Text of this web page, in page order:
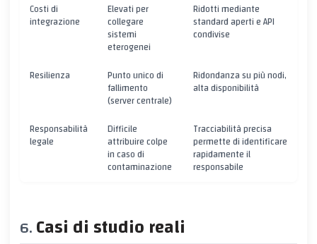
Costi di
integrazione
Elevati per
collegare
sistemi
eterogenei
Ridotti mediante
standard aperti e API
condivise
Resilienza Punto unico di
fallimento
(server centrale)
Ridondanza su più nodi,
alta disponibilità
Responsabilità
legale
Difficile
attribuire colpe
in caso di
contaminazione
Tracciabilità precisa
permette di identificare
rapidamente il
responsabile
Casi di studio reali